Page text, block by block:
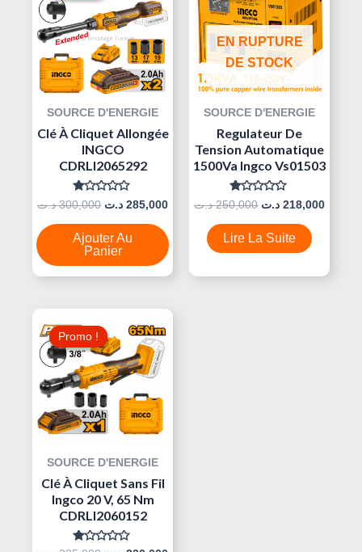
SOURCE D'ENERGIE
Clé À Cliquet Allongée
INGCO
CDRLI2065292
Note
0
Sur
5
300,000 د.ت
Était :
300,000 د.ت.
285,000 د.ت
285,000 د.ت.
Ajouter Au
Panier
EN RUPTURE
DE STOCK
SOURCE D'ENERGIE
Regulateur De
Tension Automatique
1500Va Ingco Vs01503
Note
0
Sur
5
250,000 د.ت
Était :
218,000 د.ت
Lire La Suite
Promo !
Promo !
SOURCE D'ENERGIE
Clé À Cliquet Sans Fil
Ingco 20 V, 65 Nm
CDRLI2060152
Prix
Initial
Était :
Le